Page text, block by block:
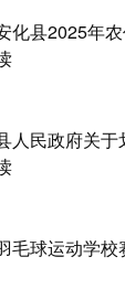
化县2025年
人民政府关
毛球运动学